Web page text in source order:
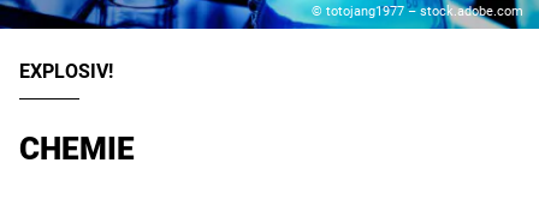
© totojang1977 – stock.adobe.com
EXPLOSIV!
CHEMIE